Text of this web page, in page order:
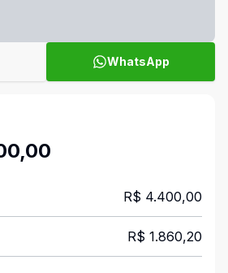
WhatsApp
R$ 4.400,00
R$ 1.860,20